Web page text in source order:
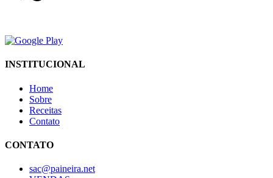
INSTITUCIONAL
Home
Sobre
Receitas
Contato
CONTATO
sac@paineira.net